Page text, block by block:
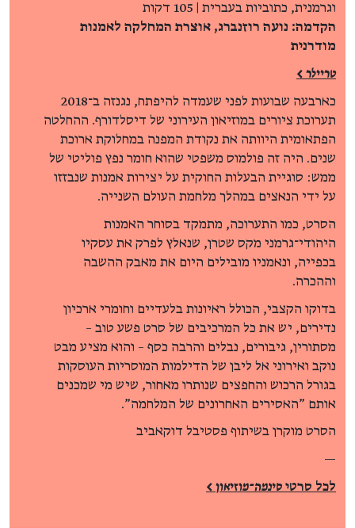
וגרמנית, כתוביות בעברית | 105 דקות
הקדמה: נועה רוזנברג, אוצרת המחלקה לאמנות
מודרנית
טריילר >
כארבעה שבועות לפני שעמדה להיפתח, נגנזה ב־2018
תערוכת ציורים במוזיאון העירוני של דיסלדורף. ההחלטה
הפתאומית היוותה את נקודת המפנה במחלוקת ארוכת
שנים. היה זה פולמוס משפטי שהוא חומר נפץ פוליטי של
ממש: סוגיית הבעלות החוקית על יצירות אמנות שנבזזו
על ידי הנאצים במהלך מלחמת העולם השנייה.
הסרט, כמו התערוכה, מתמקד בסוחר האמנות
היהודי־גרמני מקס שטרן, שנאלץ לפרק את עסקיו
בכפייה, ונאמניו מובילים היום את מאבק ההשבה
וההכרה.
בדוקו הקצבי, הכולל ראיונות בלעדיים וחומרי ארכיון
נדירים, יש את כל המרכיבים של סרט פשע טוב –
מסתורין, גיבורים, נבלים והרבה כסף – והוא מציע מבט
נוקב ואירוני אל ליבן של הדילמות המוסריות העוסקות
בגורל הרכוש והחפצים שנותרו מאחור, שיש מי שמכנים
אותם "האסירים האחרונים של המלחמה".
הסרט מוקרן בשיתוף פסטיבל דוקאביב
—
לכל סרטי סינמה־מוזיאון >